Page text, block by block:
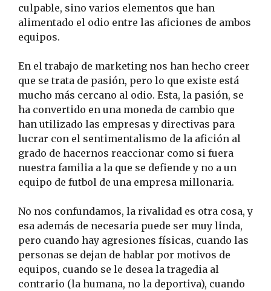
culpable, sino varios elementos que han
alimentado el odio entre las aficiones de ambos
equipos.
En el trabajo de marketing nos han hecho creer
que se trata de pasión, pero lo que existe está
mucho más cercano al odio. Esta, la pasión, se
ha convertido en una moneda de cambio que
han utilizado las empresas y directivas para
lucrar con el sentimentalismo de la afición al
grado de hacernos reaccionar como si fuera
nuestra familia a la que se defiende y no a un
equipo de futbol de una empresa millonaria.
No nos confundamos, la rivalidad es otra cosa, y
esa además de necesaria puede ser muy linda,
pero cuando hay agresiones físicas, cuando las
personas se dejan de hablar por motivos de
equipos, cuando se le desea la tragedia al
contrario (la humana, no la deportiva), cuando